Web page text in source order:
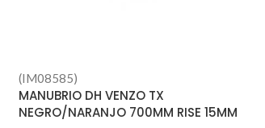
(IM08585)
MANUBRIO DH VENZO TX
NEGRO/NARANJO 700MM RISE 15MM